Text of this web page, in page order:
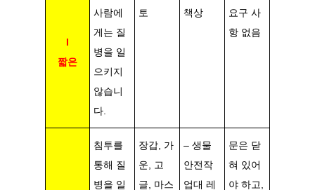
I
짧은
사람에
게는 질
병을 일
으키지
않습니
다.
토
책상
요구 사
항 없음
침투를
통해 질
병을 일
장갑, 가
운, 고
글, 마스
– 생물
안전작
업대 레
문은 닫
혀 있어
야 하고,